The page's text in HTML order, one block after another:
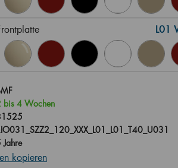
L01
bis 4 Wochen
Jahre
kopieren